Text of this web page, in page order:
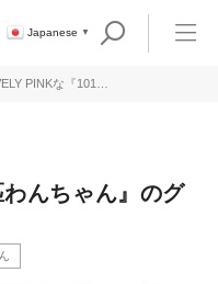
Japanese ▼
PINKな『101匹
んちゃん』のグ